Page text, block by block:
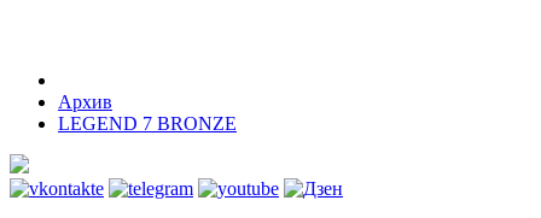
Архив
LEGEND 7 BRONZE